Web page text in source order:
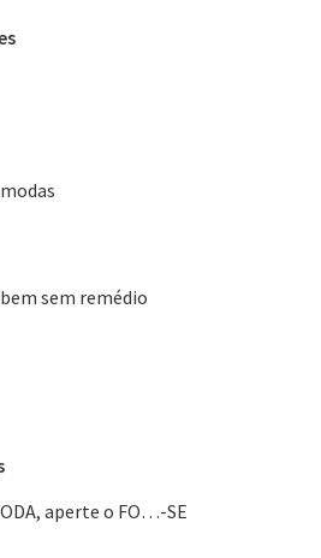
sem remédio
aperte o FO…-SE